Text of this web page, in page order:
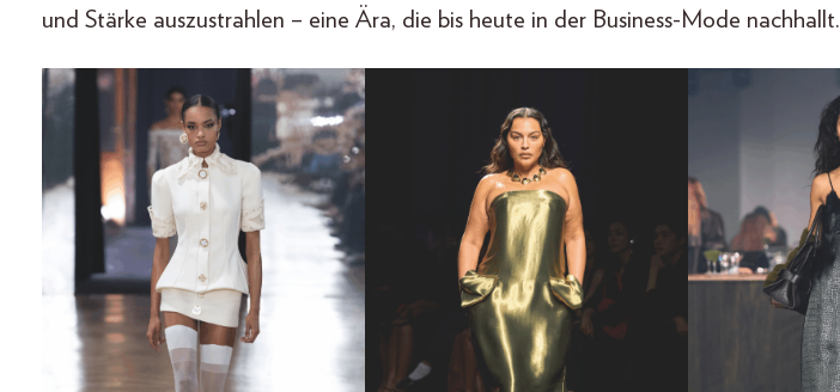
und Stärke auszustrahlen – eine Ära, die bis heute in der Business-Mode nachhallt.